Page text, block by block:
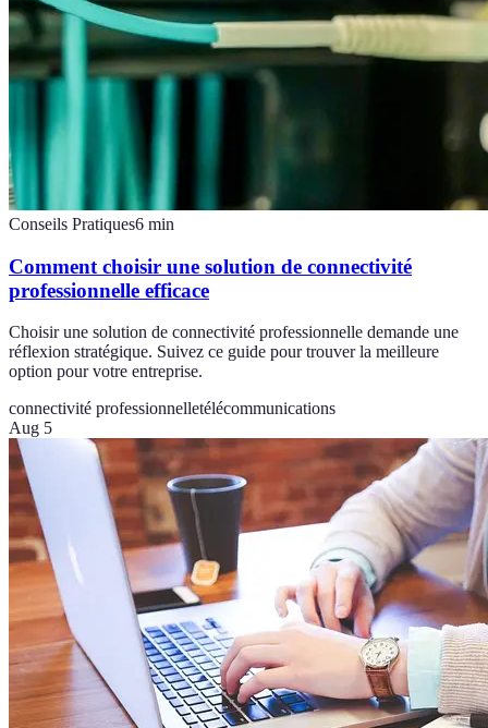
Conseils Pratiques6 min
Comment choisir une solution de connectivité
professionnelle efficace
Choisir une solution de connectivité professionnelle demande une
réflexion stratégique. Suivez ce guide pour trouver la meilleure
option pour votre entreprise.
connectivité professionnelletélécommunications
Aug 5